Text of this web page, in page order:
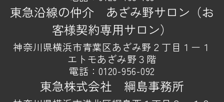
東急沿線の仲介 あざみ野サロン（お
客様契約専用サロン）
神奈川県横浜市青葉区あざみ野２丁目１ー１
エトモあざみ野３階
電話：0120-956-092
東急株式会社 綱島事務所